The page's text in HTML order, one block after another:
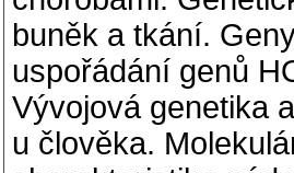
buněk a tkání.
uspořádání genů
Vývojová genetika
u člověka.